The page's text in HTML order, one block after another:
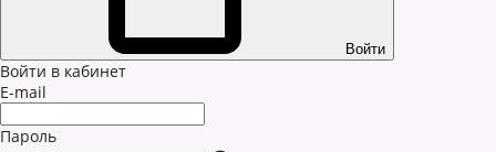
Войти
Войти в кабинет
E-mail
Пароль